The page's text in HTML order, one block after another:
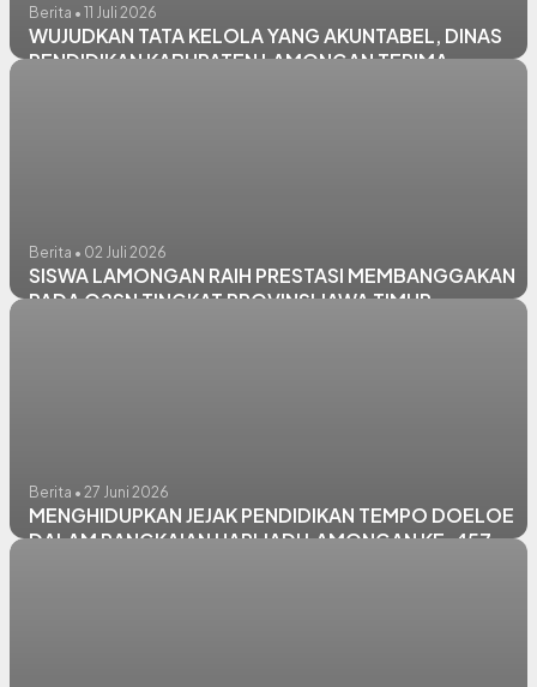
Berita • 11 Juli 2026
WUJUDKAN TATA KELOLA YANG AKUNTABEL, DINAS
PENDIDIKAN KABUPATEN LAMONGAN TERIMA
Berita • 02 Juli 2026
SISWA LAMONGAN RAIH PRESTASI MEMBANGGAKAN
PADA O2SN TINGKAT PROVINSI JAWA TIMUR
Berita • 27 Juni 2026
MENGHIDUPKAN JEJAK PENDIDIKAN TEMPO DOELOE
DALAM RANGKAIAN HARI JADI LAMONGAN KE-457